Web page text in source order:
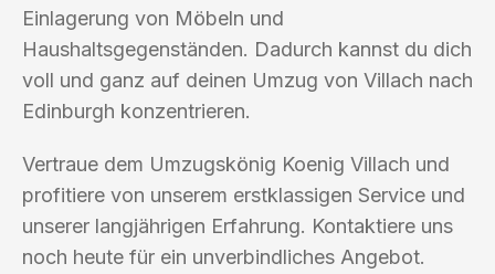
Einlagerung von Möbeln und
Haushaltsgegenständen. Dadurch kannst du dich
voll und ganz auf deinen Umzug von Villach nach
Edinburgh konzentrieren.
Vertraue dem Umzugskönig Koenig Villach und
profitiere von unserem erstklassigen Service und
unserer langjährigen Erfahrung. Kontaktiere uns
noch heute für ein unverbindliches Angebot.